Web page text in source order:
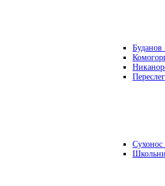
Буданов